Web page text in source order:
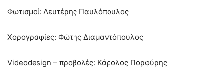
Φωτισμοί: Λευτέρης Παυλόπουλος
Χορογραφίες: Φώτης Διαμαντόπουλος
Videodesign – προβολές: Κάρολος Πορφύρης